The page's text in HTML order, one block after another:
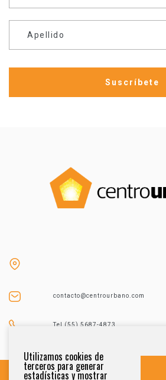
Apellido
contacto@centrourbano.com
Tel (55) 5687-4873
Utilizamos cookies de
terceros para generar
estadísticas y mostrar